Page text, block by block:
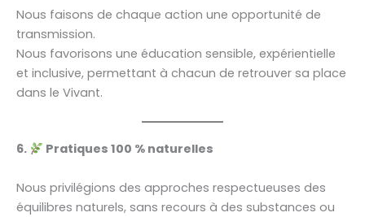
Nous faisons de chaque action une opportunité de
transmission.
Nous favorisons une éducation sensible, expérientielle
et inclusive, permettant à chacun de retrouver sa place
dans le Vivant.
6. Pratiques 100 % naturelles
Nous privilégions des approches respectueuses des
équilibres naturels, sans recours à des substances ou